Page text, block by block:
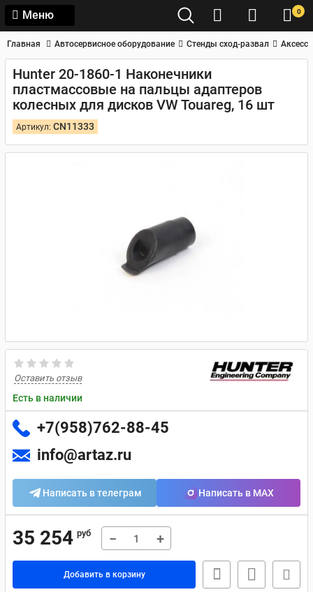
Меню 0
Главная Автосервисное оборудование Стенды сход-развал
Hunter 20-1860-1 Наконечники
пластмассовые на пальцы адаптеров
колесных для дисков VW Touareg, 16 шт
Артикул: CN11333
Оставить отзыв
Есть в наличии
+7(958)762-88-45
info@artaz.ru
Написать в телеграм Написать в MAX
35 254 руб − +
Добавить в корзину